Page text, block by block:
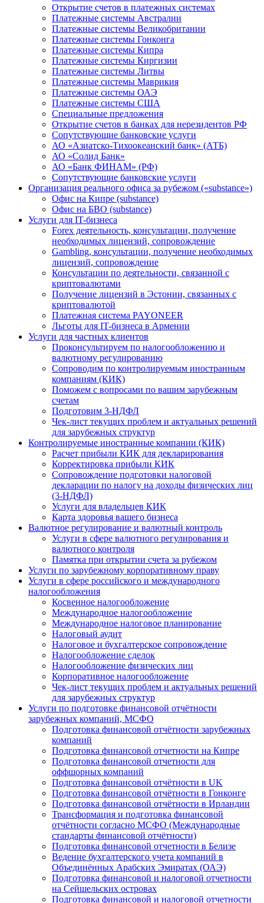
Открытие счетов в платежных системах
Платежные системы Австралии
Платежные системы Великобритании
Платежные системы Гонконга
Платежные системы Кипра
Платежные системы Киргизии
Платежные системы Литвы
Платежные системы Маврикия
Платежные системы ОАЭ
Платежные системы США
Специальные предложения
Открытие счетов в банках для нерезидентов РФ
Сопутствующие банковские услуги
АО «Азиатско-Тихоокеанский банк» (АТБ)
АО «Солид Банк»
АО «Банк ФИНАМ» (РФ)
Сопутствующие банковские услуги
Организация реального офиса за рубежом («substance»)
Офис на Кипре (substance)
Офис на БВО (substance)
Услуги для IT-бизнеса
Forex деятельность, консультации, получение
необходимых лицензий, сопровождение
Gambling, консультации, получение необходимых
лицензий, сопровождение
Консультации по деятельности, связанной с
криптовалютами
Получение лицензий в Эстонии, связанных с
криптовалютой
Платежная система PAYONEER
Льготы для IT-бизнеса в Армении
Услуги для частных клиентов
Проконсультируем по налогообложению и
валютному регулированию
Сопроводим по контролируемым иностранным
компаниям (КИК)
Поможем с вопросами по вашим зарубежным
счетам
Подготовим 3-НДФЛ
Чек-лист текущих проблем и актуальных решений
для зарубежных структур
Контролируемые иностранные компании (КИК)
Расчет прибыли КИК для декларирования
Корректировка прибыли КИК
Сопровождение подготовки налоговой
декларации по налогу на доходы физических лиц
(3-НДФЛ)
Услуги для владельцев КИК
Карта здоровья вашего бизнеса
Валютное регулирование и валютный контроль
Услуги в сфере валютного регулирования и
валютного контроля
Памятка при открытии счета за рубежом
Услуги по зарубежному корпоративному праву
Услуги в сфере российского и международного
налогообложения
Косвенное налогообложение
Международное налогообложение
Международное налоговое планирование
Налоговый аудит
Налоговое и бухгалтерское сопровождение
Налогообложение сделок
Налогообложение физических лиц
Корпоративное налогообложение
Чек-лист текущих проблем и актуальных решений
для зарубежных структур
Услуги по подготовке финансовой отчётности
зарубежных компаний, МСФО
Подготовка финансовой отчётности зарубежных
компаний
Подготовка финансовой отчетности на Кипре
Подготовка финансовой отчетности для
оффшорных компаний
Подготовка финансовой отчётности в UK
Подготовка финансовой отчётности в Гонконге
Подготовка финансовой отчётности в Ирландии
Трансформация и подготовка финансовой
отчётности согласно МСФО (Международные
стандарты финансовой отчётности)
Подготовка финансовой отчетности в Белизе
Ведение бухгалтерского учета компаний в
Объединённых Арабских Эмиратах (ОАЭ)
Подготовка финансовой и налоговой отчетности
на Сейшельских островах
Подготовка финансовой и налоговой отчетности